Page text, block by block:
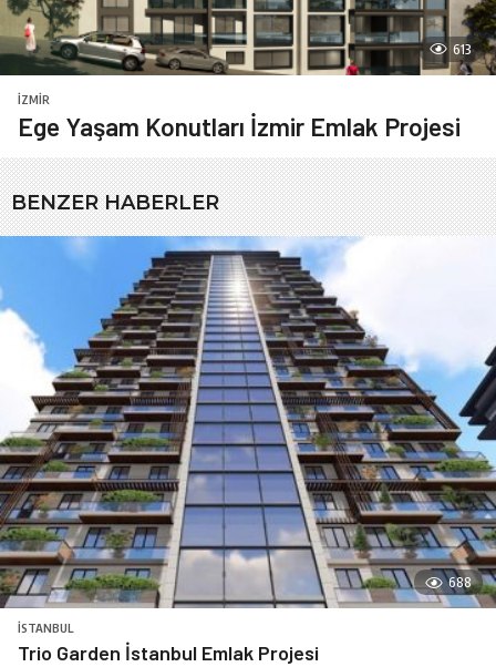
613
İZMIR
Ege Yaşam Konutları İzmir Emlak Projesi
BENZER HABERLER
688
İSTANBUL
Trio Garden İstanbul Emlak Projesi